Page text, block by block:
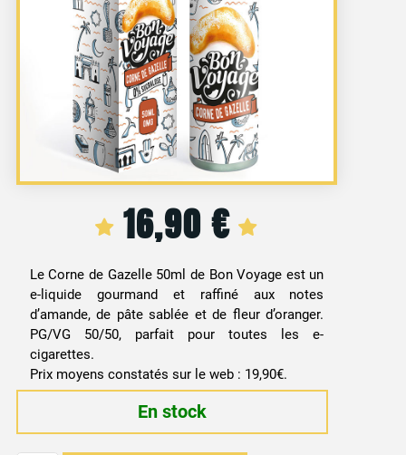
16,90€
Le Corne de Gazelle 50ml de Bon Voyage est un
e-liquide gourmand et raffiné aux notes
d’amande, de pâte sablée et de fleur d’oranger.
PG/VG 50/50, parfait pour toutes les e-
cigarettes.
Prix moyens constatés sur le web : 19,90€.
En stock